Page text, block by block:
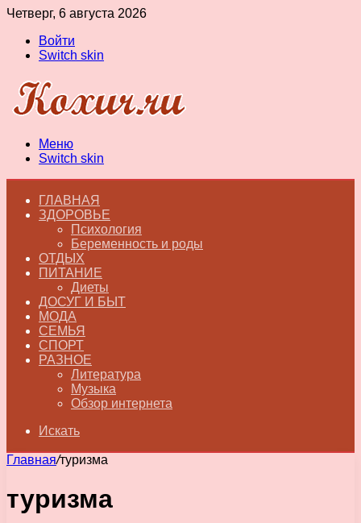
Четверг, 6 августа 2026
Войти
Switch skin
Меню
Switch skin
ГЛАВНАЯ
ЗДОРОВЬЕ
Психология
Беременность и роды
ОТДЫХ
ПИТАНИЕ
Диеты
ДОСУГ И БЫТ
МОДА
СЕМЬЯ
СПОРТ
РАЗНОЕ
Литература
Музыка
Обзор интернета
Искать
Главная/туризма
туризма